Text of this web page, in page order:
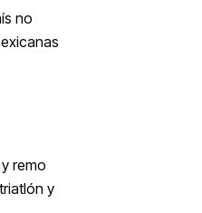
no
remo
y